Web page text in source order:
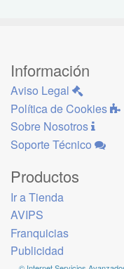
Información
Aviso Legal
Política de Cookies
Sobre Nosotros
Soporte Técnico
Productos
Ir a Tienda
AVIPS
Franquicias
Publicidad